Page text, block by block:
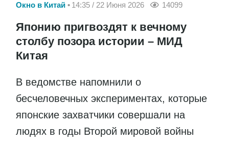
Окно в Китай 14:35 / 22 Июня 2026 14099
Японию пригвоздят к вечному
столбу позора истории – МИД
Китая
В ведомстве напомнили о
бесчеловечных экспериментах, которые
японские захватчики совершали на
людях в годы Второй мировой войны